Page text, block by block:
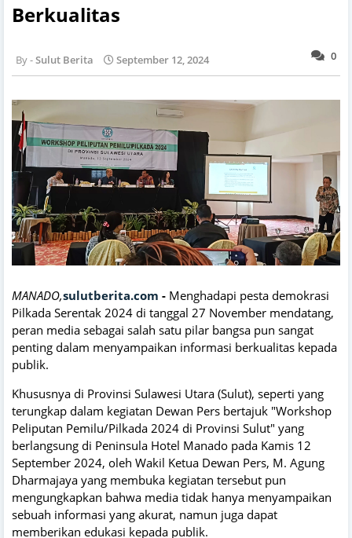
Berkualitas
0
Sulut Berita September 12, 2024
MANADO,sulutberita.com - Menghadapi pesta demokrasi
Pilkada Serentak 2024 di tanggal 27 November mendatang,
peran media sebagai salah satu pilar bangsa pun sangat
penting dalam menyampaikan informasi berkualitas kepada
publik.
Khususnya di Provinsi Sulawesi Utara (Sulut), seperti yang
terungkap dalam kegiatan Dewan Pers bertajuk "Workshop
Peliputan Pemilu/Pilkada 2024 di Provinsi Sulut" yang
berlangsung di Peninsula Hotel Manado pada Kamis 12
September 2024, oleh Wakil Ketua Dewan Pers, M. Agung
Dharmajaya yang membuka kegiatan tersebut pun
mengungkapkan bahwa media tidak hanya menyampaikan
sebuah informasi yang akurat, namun juga dapat
memberikan edukasi kepada publik.